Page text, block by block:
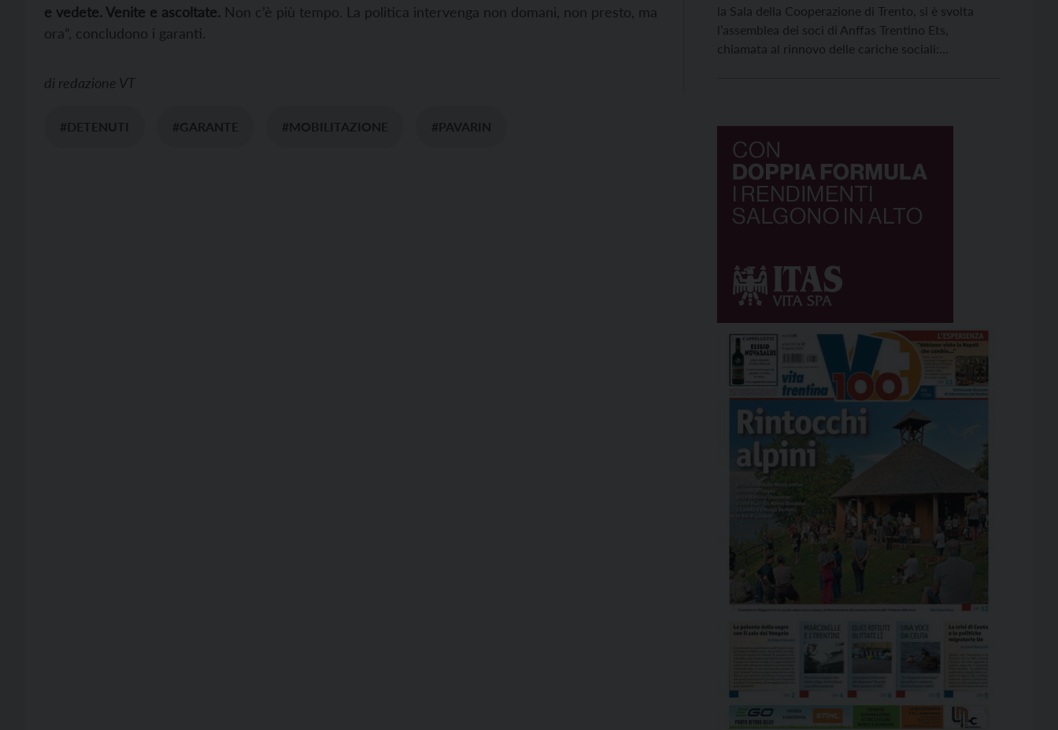
e vedete. Venite e ascoltate. Non c’è più tempo. La politica intervenga non domani, non presto, ma
ora”, concludono i garanti.
di redazione VT
#DETENUTI #GARANTE #MOBILITAZIONE #PAVARIN
la Sala della Cooperazione di Trento, si è svolta
l’assemblea dei soci di Anffas Trentino Ets,
chiamata al rinnovo delle cariche sociali:
dell’associazione. Per la prima volta […]